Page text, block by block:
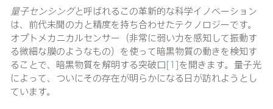
量子センシングと呼ばれるこの革新的な科学イノベーション
は、前代未聞の力と精度を持ち合わせたテクノロジーです。
オプトメカニカルセンサー（非常に弱い力を感知して振動す
る微細な膜のようなもの）を使って暗黒物質の動きを検知す
ることで、暗黒物質を解明する突破口[1]を開きます。量子光
によって、ついにその存在が明らかになる日が訪れようとし
ています。